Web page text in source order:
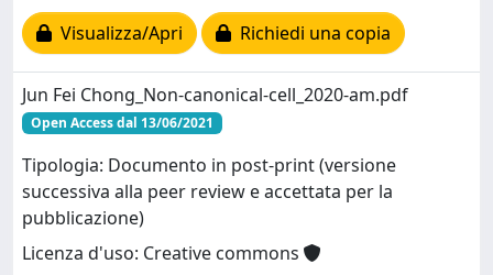
Visualizza/Apri
Richiedi una copia
Jun Fei Chong_Non-canonical-cell_2020-am.pdf
Open Access dal 13/06/2021
Tipologia: Documento in post-print (versione
successiva alla peer review e accettata per la
pubblicazione)
Licenza d'uso: Creative commons